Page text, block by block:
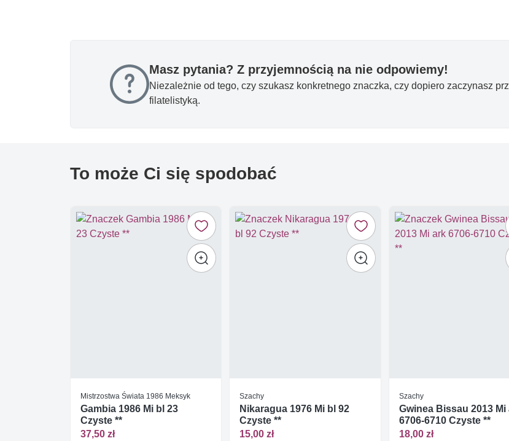
Masz pytania? Z przyjemnością na nie odpowiemy!
Niezależnie od tego, czy szukasz konkretnego znaczka, czy dopiero zaczynasz
filatelistyką.
To może Ci się spodobać
Mistrzostwa Świata 1986 Meksyk
Gambia 1986 Mi bl 23
Czyste **
37,50 zł
Szachy
Nikaragua 1976 Mi bl 92
Czyste **
15,00 zł
Szachy
Gwinea Bissau 2013 Mi
6706-6710 Czyste **
18,00 zł